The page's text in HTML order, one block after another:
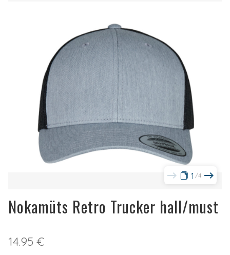
1 4
Nokamüts Retro Trucker hall/must
14.95 €